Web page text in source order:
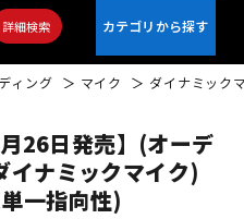
詳細検索
アコギ/エレアコ
ィング マイク ダイナミック
26日発売】(オーデ
イナミックマイク)
一指向性)